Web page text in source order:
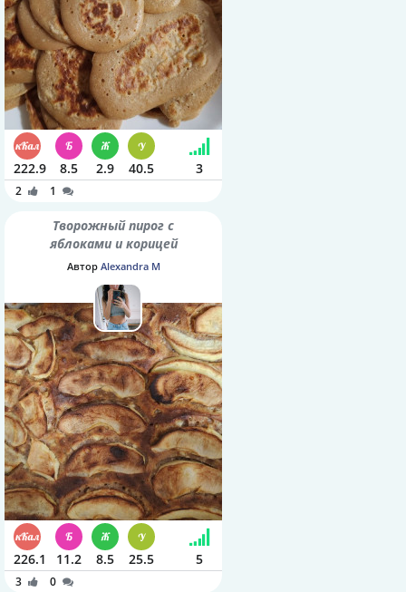
222.9 8.5 2.9 40.5 3
2 1
Творожный пирог с
яблоками и корицей
Автор Alexandra M
226.1 11.2 8.5 25.5 5
3
0